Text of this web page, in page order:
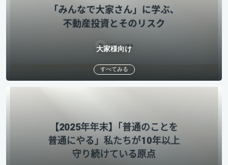
大家様向け
すべてみる